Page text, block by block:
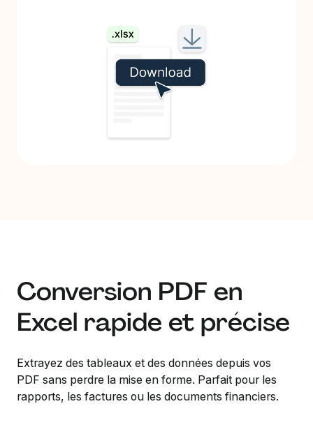
Conversion PDF en
Excel rapide et précise
Extrayez des tableaux et des données depuis vos
PDF sans perdre la mise en forme. Parfait pour les
rapports, les factures ou les documents financiers.